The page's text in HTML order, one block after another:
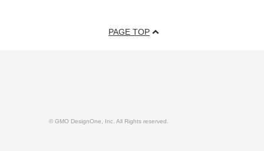
PAGE TOP
© GMO DesignOne, Inc. All Rights reserved.